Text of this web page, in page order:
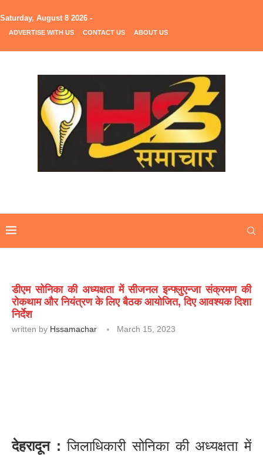
Saturday, August 8 2026 -
ADVERTISE WITH US CONTACT US ABOUT US
डीएम सोनिका की अध्यक्षता में सीजनल इन्फ्लुएन्जा संक्रमण की
रोकथाम और नियंत्रण के लिए बैठक आयोजित, दिए आवश्यक दिशा
निर्देश
written by Hssamachar March 15, 2023
देहरादून : जिलाधिकारी सोनिका की अध्यक्षता में